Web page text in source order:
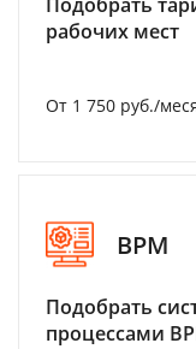
Подобрать
рабочих мест
От 1 750 руб./
BPM
Подобрать
процессами